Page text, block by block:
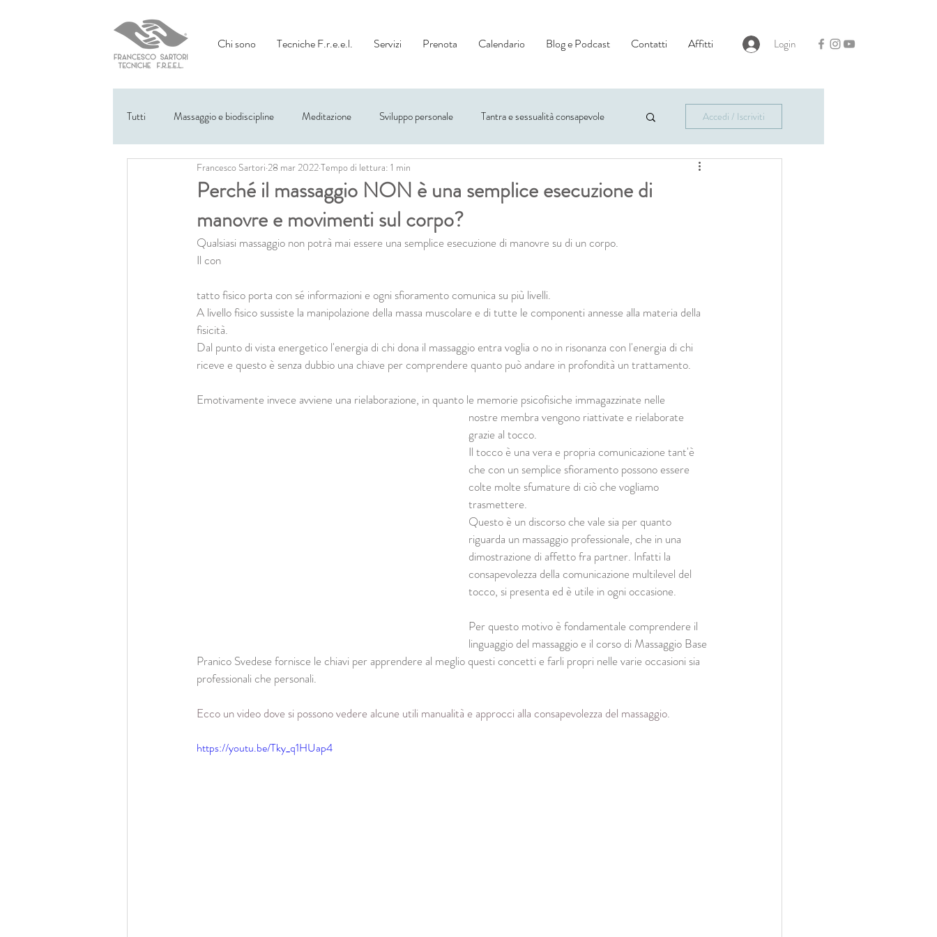
Chi sono Tecniche F.r.e.e.l. Servizi Prenota Calendario Blog e Podcast Contatti Affitti Login
Tutti Massaggio e biodiscipline Meditazione Sviluppo personale Tantra e sessualità consapevole Accedi / Iscriviti
Perché il massaggio NON è una semplice esecuzione di
manovre e movimenti sul corpo?
Francesco Sartori 28 mar 2022Tempo di lettura: 1 min
Qualsiasi massaggio non potrà mai essere una semplice esecuzione di manovre su di un corpo.
Il con
tatto fisico porta con sé informazioni e ogni sfioramento comunica su più livelli.
A livello fisico sussiste la manipolazione della massa muscolare e di tutte le componenti annesse alla materia della
fisicità.
Dal punto di vista energetico l'energia di chi dona il massaggio entra voglia o no in risonanza con l'energia di chi
riceve e questo è senza dubbio una chiave per comprendere quanto può andare in profondità un trattamento.
Emotivamente invece avviene una rielaborazione, in quanto le memorie psicofisiche immagazzinate nelle
nostre membra vengono riattivate e rielaborate
grazie al tocco.
Il tocco è una vera e propria comunicazione tant'è
che con un semplice sfioramento possono essere
colte molte sfumature di ciò che vogliamo
trasmettere.
Questo è un discorso che vale sia per quanto
riguarda un massaggio professionale, che in una
dimostrazione di affetto fra partner. Infatti la
consapevolezza della comunicazione multilevel del
tocco, si presenta ed è utile in ogni occasione.
Per questo motivo è fondamentale comprendere il
linguaggio del massaggio e il corso di Massaggio Base
Pranico Svedese fornisce le chiavi per apprendere al meglio questi concetti e farli propri nelle varie occasioni sia
professionali che personali.
Ecco un video dove si possono vedere alcune utili manualità e approcci alla consapevolezza del massaggio.
https://youtu.be/Tky_q1HUap4